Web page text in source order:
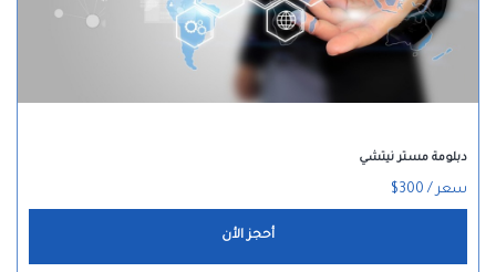
دبلومة مستر نيتشي
سعر / 300$
أحجز الأن